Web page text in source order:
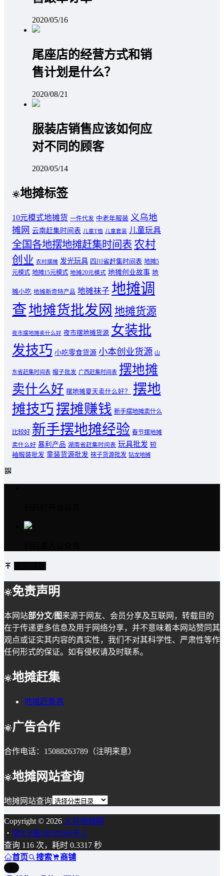
2020/05/16
尾座店的经营方式和销
售计划是什么？
2020/08/21
服装店销售应该如何应
对不同的顾客
2020/05/14
地摊标签
10元模式地摊货 一件代发 中老年服装 义乌地
摊网 云南赶集时间表 儿童T恤 儿童套装 儿童玩具
全国各地摆地摊赶集时间表 农村
创业 农村摆摊 发光玩具 四川省赶集时间表 地摊5
元模式 地摊15元模式 地摊20元模式 地摊创业故事 地
摊小吃 地摊新奇特产品 地摊袜子 地摊调
查地摊货批发网 地摊货源
夜市摆地摊卖什么好 夜市摆地摊货源 女装批
发技巧 小吃零食货源 小本创业货源 山
东省赶集时间表 帽子批发 广西赶集时间表 摆地摊
卖什么好 摆地摊夏天卖什么好？
摆地
摊技巧 摆摊赚钱 新手摆地摊卖什么
比较好 新手摆地摊经验 春节摆地摊
卖什么好 暴利产品 湖南省赶集时间表 玩具批发 短
袖服装批发 童装货源批发 袜子货源批发 钻龙地摊
免责声明
本网站部分文/图来源于网友、会员分享及互联网，转载目的
在于传递更多信息及用于网络分享，并不意味着本网站赞同其
观点或证实其内容的真实性，我们不对其科学性、严肃性等作
任何形式的保证。如有侵权请及时联系。
地摊赶集
地摊赶集表
广告合作
合作电话：15088263789（注明来意）
地摊网站查询
地摊网站查询
Copyright © 2026 义乌地摊网
・ 浙ICP备18039566号-1
查询 116 次，耗时 0.3317 秒
首页
搜索 商铺